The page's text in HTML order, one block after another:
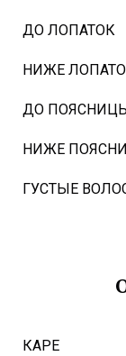
ДО ЛОПАТОК
НИЖЕ
ДО
НИЖЕ
ГУСТЫЕ
КАРЕ